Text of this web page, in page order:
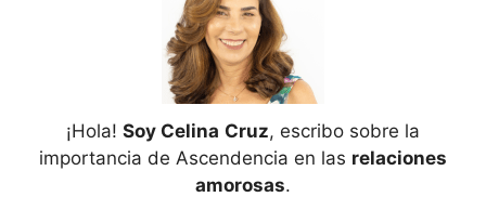
¡Hola! Soy Celina Cruz, escribo sobre la
importancia de Ascendencia en las relaciones
amorosas.